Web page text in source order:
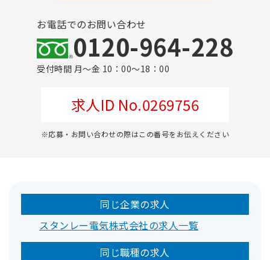
お電話でのお問い合わせ
0120-964-228
受付時間 月～金 10：00～18：00
求人ID No.0269756
※応募・お問い合わせの際はこの番号をお伝えください
同じ企業の求人
スタンレー電気株式会社の求人一覧
同じ職種の求人